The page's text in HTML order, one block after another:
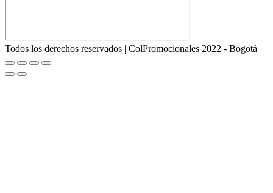
Todos los derechos reservados | ColPromocionales 2022 - Bogotá